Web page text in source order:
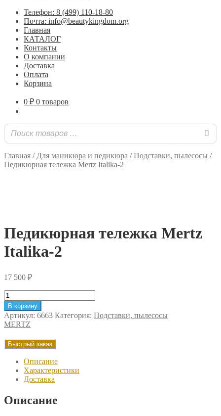
Телефон: 8 (499) 110-18-80
Почта: info@beautykingdom.org
Главная
КАТАЛОГ
Контакты
О компании
Доставка
Оплата
Корзина
0 ₽ 0 товаров
Главная / Для маникюра и педикюра /Подставки, пылесосы /
Педикюрная тележка Mertz Italika-2
Педикюрная тележка Mertz
Italika-2
17 500 ₽
Количество
товара
Педикюрная
тележка
Mertz
Italika-
2
В корзину
Артикул: 6663 Категория: Подставки, пылесосы
MERTZ
Быстрый заказ
Описание
Характеристики
Доставка
Описание